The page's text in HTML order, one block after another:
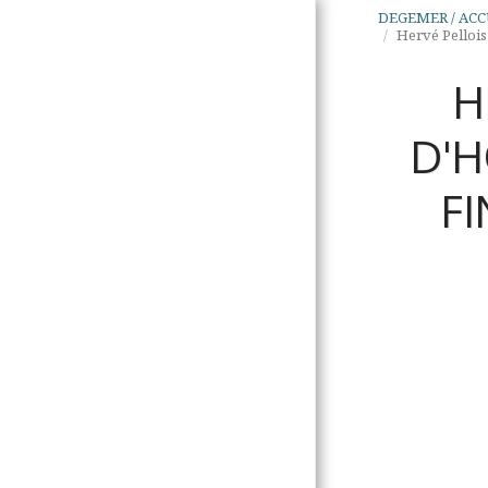
DEGEMER /
Hervé